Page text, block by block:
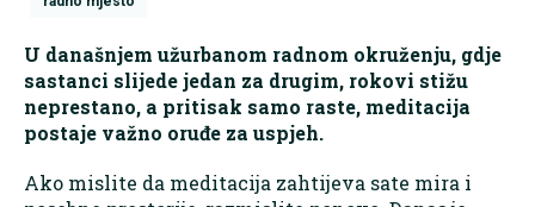
U današnjem užurbanom radnom okruženju, gdje
sastanci slijede jedan za drugim, rokovi stižu
neprestano, a pritisak samo raste, meditacija
postaje važno oruđe za uspjeh.
Ako mislite da meditacija zahtijeva sate mira i